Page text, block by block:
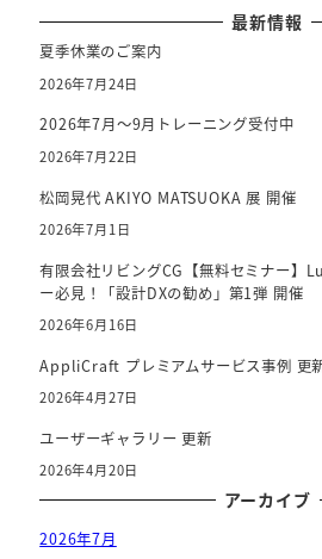
o
o
最新情報
夏季休業のご案内
2026年7月24日
2026年7月～9月トレーニング受付中
2026年7月22日
松岡晃代 AKIYO MATSUOKA 展 開催
2026年7月1日
有限会社リビングCG【無料セミナー
ー必見！「設計DXの勧め」第1弾 開催
2026年6月16日
AppliCraft プレミアムサービス事例 更
2026年4月27日
ユーザーギャラリー 更新
2026年4月20日
アーカイブ
2026年7月